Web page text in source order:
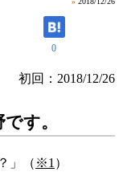
0
初回：2018/12/26
す。
」（ ※1 ）